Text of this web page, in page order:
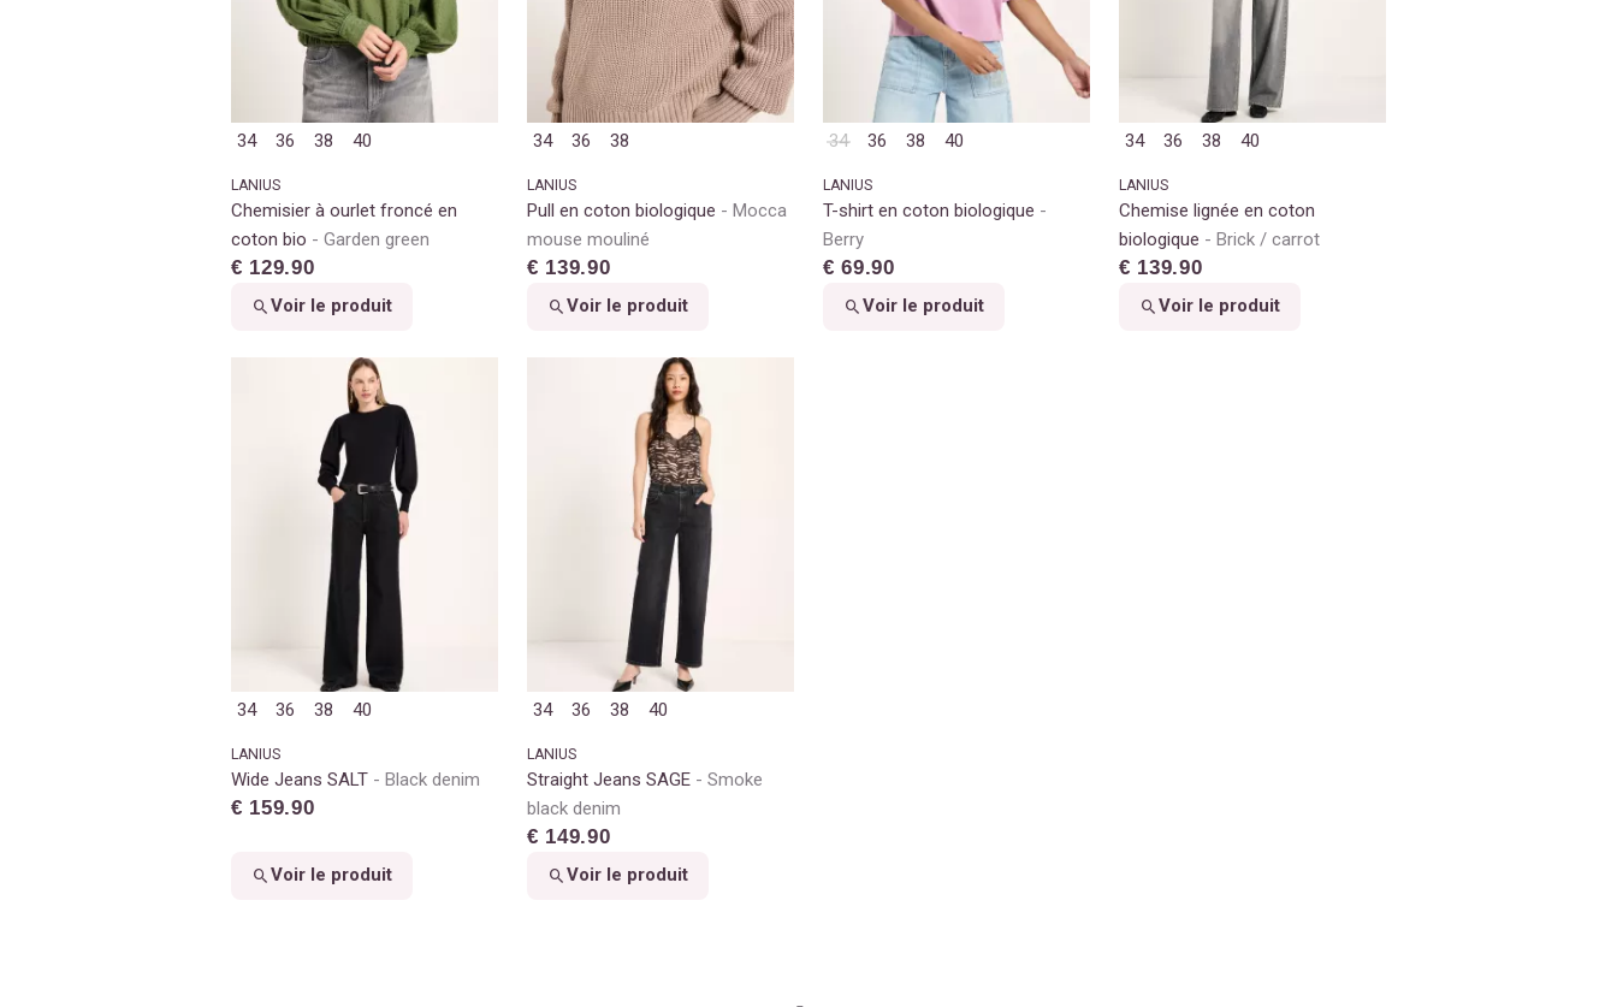
34 36 38 40
LANIUS
Chemisier à ourlet froncé en
coton bio
Garden green
€ 129.90
Voir le produit
34 36 38
LANIUS
Pull en coton biologique
Mocca
mouse mouliné
€ 139.90
Voir le produit
34 36 38 40
LANIUS
T-shirt en coton biologique
Berry
€ 69.90
Voir le produit
34 36 38 40
LANIUS
Chemise lignée en coton
biologique
Brick / carrot
€ 139.90
Voir le produit
34 36 38 40
LANIUS
Wide Jeans SALT Black denim
€ 159.90
Voir le produit
34 36 38 40
LANIUS
Straight Jeans SAGE
Smoke
black denim
€ 149.90
Voir le produit